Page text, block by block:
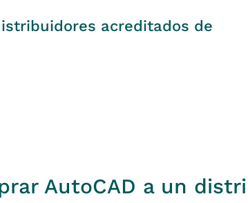
acreditados de
AutoCAD a un